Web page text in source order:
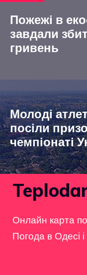
Пожежі в
завдали
гривень
Молоді
посіли
чемпіонаті
Онлайн карта
Погода в Одесі і